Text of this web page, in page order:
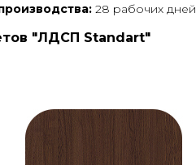
28 рабочих дней
"ЛДСП Standart"